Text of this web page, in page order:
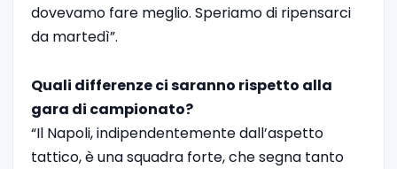
dovevamo fare meglio. Speriamo di ripensarci
da martedì”.
Quali differenze ci saranno rispetto alla
gara di campionato?
“Il Napoli, indipendentemente dall’aspetto
tattico, è una squadra forte, che segna tanto